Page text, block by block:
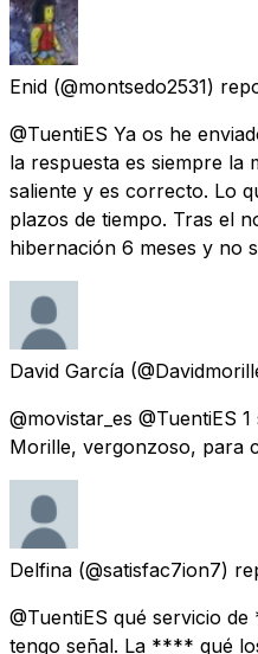
Enid (@montsedo2531)
@TuentiES Ya os he
la respuesta es siempre la
saliente y es correcto. Lo
plazos de tiempo. Tras el
hibernación 6 meses y no
David García
@movistar_es @TuentiES
Morille, vergonzoso, para
Delfina (@satisfac7ion7)
@TuentiES qué servicio
tengo señal. La **** qué